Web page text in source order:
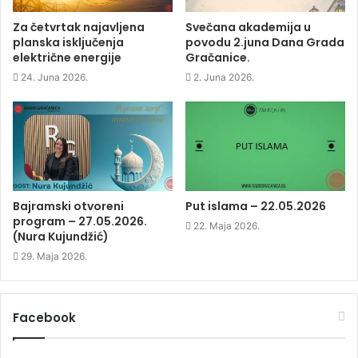
(
O
p
e
n
s
i
n
n
w
w
i
n
d
o
w
)
O
p
e
n
s
i
n
n
e
w
i
n
d
o
w
)
(
O
p
e
n
s
i
w
w
i
o
w
)
w
w
Za četvrtak najavljena
planska isključenja
električne energije
24. Juna 2026.
Svečana akademija u
povodu 2.juna Dana Grada
Gračanice.
2. Juna 2026.
Bajramski otvoreni
program – 27.05.2026.
(Nura Kujundžić)
29. Maja 2026.
Put islama – 22.05.2026
22. Maja 2026.
Facebook